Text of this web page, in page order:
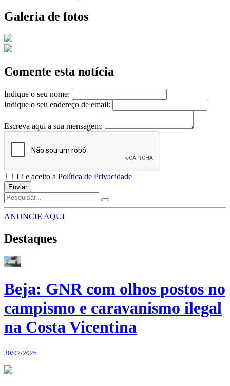
Galeria de fotos
Comente esta notícia
Indique o seu nome:
Indique o seu endereço de email:
Escreva aqui a sua mensagem:
Li e aceito a Política de Privacidade
Enviar
ANUNCIE AQUI
Destaques
Beja: GNR com olhos postos no
campismo e caravanismo ilegal
na Costa Vicentina
30/07/2026